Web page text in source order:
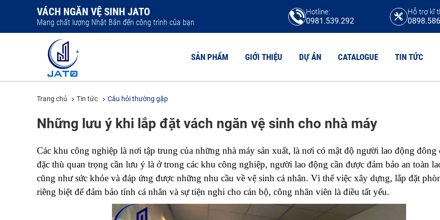
VÁCH NGĂN VỆ SINH JATO
Mang chất lượng Nhật Bản đến công trình của bạn
Hotline:
0981.539.292
Hỗ trợ kĩ
SẢN PHẨM
VÁCH NGĂN VỆ SINH HPL
VÁCH NGĂN VỆ SINH COMPACT CDF
VÁCH NGĂN VỆ SINH MFC
VÁCH NGĂN VỆ SINH COMPACT MAICA
VÁCH NGĂN VỆ SINH COMPACT FORMICA
TẤM COMPACT
Tấm compact HPL
Tấm compact CDF
Tấm chịu axit
Tấm Compact Phenolic
Tấm Compact Willsonart
GIỚI THIỆU DỰ ÁN CATALOGUE TIN TỨC
Trang chủ Tin tức Câu hỏi thường gặp
Những lưu ý khi lắp đặt vách ngăn vệ sinh cho nhà máy
Các khu công nghiệp là nơi tập trung của những nhà máy sản xuất, là nơi có mật độ người lao động đông
đặc thù quan trọng cần lưu ý là ở trong các khu công nghiệp, người lao động cần được đảm bảo an toàn
cũng như sức khỏe và đáp ứng được những nhu cầu về vệ sinh cá nhân. Vì thế việc xây dựng, lắp đặt
riêng biệt để đảm bảo tính cá nhân và sự tiện nghi cho cán bộ, công nhân viên là điều tất yếu.